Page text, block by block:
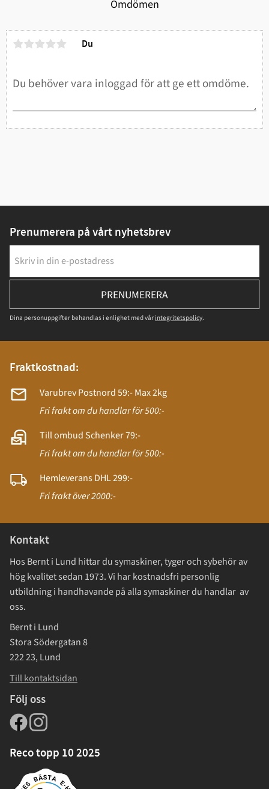
Omdömen
Du
Prenumerera på vårt nyhetsbrev
PRENUMERERA
Dina personuppgifter behandlas i enlighet med vår integritetspolicy.
Fraktkostnad:
Varubrev Postnord 59:- Max 2kg
Fri frakt om du handlar för 500:-
Till ombud Schenker 79:-
Fri frakt om du handlar för 500:-
Hemleverans DHL 299:-
Fri frakt över 2000:-
Kontakt
Hos Bernt i Lund hittar du symaskiner, tyger och sybehör av
hög kvalitet sedan 1973. Vi har kostnadsfri personlig
utbildning i handhavande på alla symaskiner du handlar av
oss.
Bernt i Lund
Stora Södergatan 8
222 23, Lund
Till kontaktsidan
Följ oss
Reco topp 10 2025